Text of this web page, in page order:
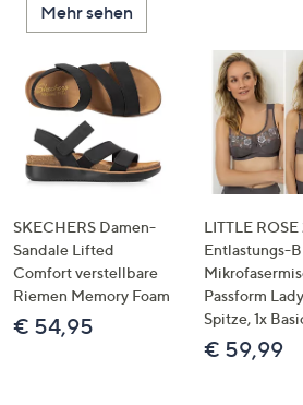
Mehr sehen
SKECHERS Damen-
Sandale Lifted
Comfort verstellbare
Riemen Memory Foam
€ 54,95
LITTLE ROSE
Entlastungs-
Passform
Spitze, 1x
€ 59,99